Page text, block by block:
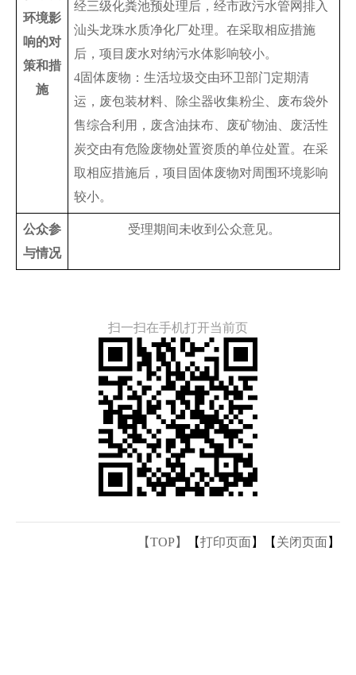
环境影
响的对
策和措
施
经三级化粪池预处理后，经市政污水管网排入
汕头龙珠水质净化厂处理。在采取相应措施
后，项目废水对纳污水体影响较小。
4固体废物：生活垃圾交由环卫部门定期清
运，废包装材料、除尘器收集粉尘、废布袋外
售综合利用，废含油抹布、废矿物油、废活性
炭交由有危险废物处置资质的单位处置。在采
取相应措施后，项目固体废物对周围环境影响
较小。
公众参
与情况
受理期间未收到公众意见。
扫一扫在手机打开当前页
【TOP】 【打印页面】【 关闭页面】